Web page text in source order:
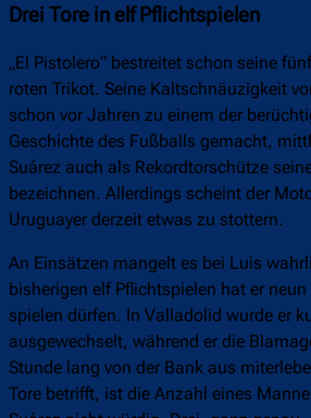
Drei Tore in elf Pflichtspielen
„El Pistolero“ bestreitet schon seine
roten Trikot. Seine Kaltschnäuzigkeit
schon vor Jahren zu einem der
Geschichte des Fußballs gemacht,
Suárez auch als Rekordtorschütze
bezeichnen. Allerdings scheint der
Uruguayer derzeit etwas zu stottern.
An Einsätzen mangelt es bei Luis
bisherigen elf Pflichtspielen hat er
spielen dürfen. In Valladolid wurde er
ausgewechselt, während er die
Stunde lang von der Bank aus
Tore betrifft, ist die Anzahl eines